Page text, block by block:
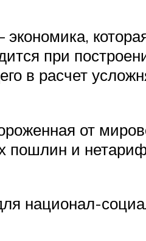
при
в расчет
от
пошлин и
национал-